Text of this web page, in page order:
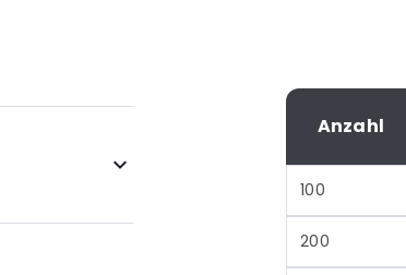
Anzahl
100
200